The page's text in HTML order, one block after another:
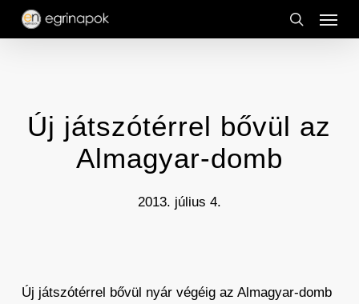
Skip
search
Menu
Új játszótérrel bővül az
Almagyar-domb
2013. július 4.
Új játszótérrel bővül nyár végéig az Almagyar-domb